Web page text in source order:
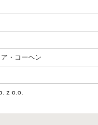
・コーヘン
z o.o.